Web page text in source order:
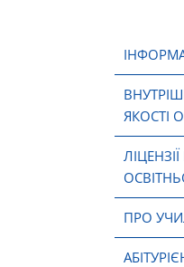
ЯКОСТІ
ПРО